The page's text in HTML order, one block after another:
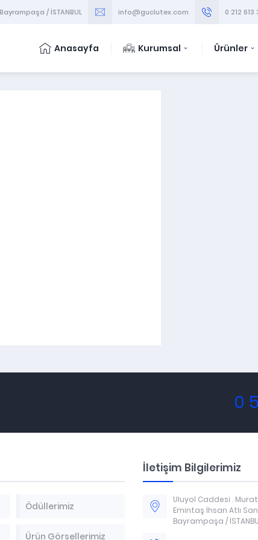
/ İSTANBUL info@guclutex.com 0 212 613
Anasayfa Kurumsal Ürünler
0
Ödüllerimiz
Ürün Görsellerimiz
İletişim Bilgilerimiz
Uluyol Caddesi .
Emintaş İhsan Atlı
Bayrampaşa /